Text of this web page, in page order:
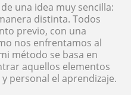
una idea muy sencilla:
distinta. Todos
previo, con una
nos enfrentamos al
método se basa en
aquellos elementos
personal el aprendizaje.